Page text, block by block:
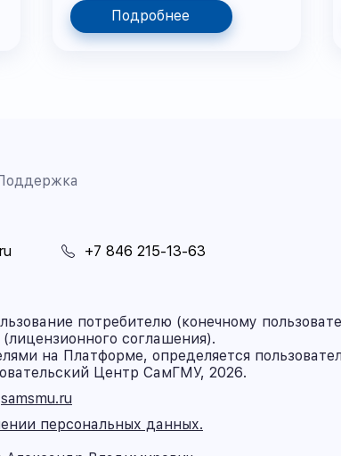
Подробнее
+7 846 215-13-63
потребителю (конечному
соглашения).
на Платформе, определяется
Центр СамГМУ, 2026.
samsmu.ru
персональных данных.